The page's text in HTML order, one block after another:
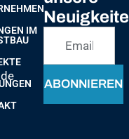
IM
ABONNIEREN